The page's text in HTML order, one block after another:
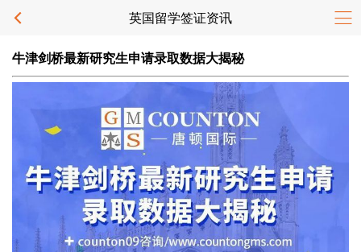
英国留学签证资讯
牛津剑桥最新研究生申请录取数据大揭秘